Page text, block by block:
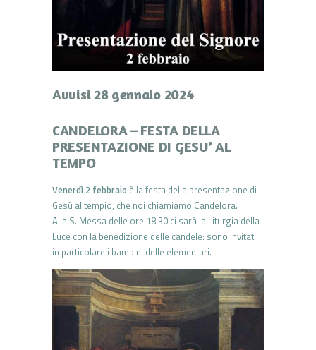
Avvisi 28 gennaio 2024
CANDELORA – FESTA DELLA
PRESENTAZIONE DI GESU’ AL
TEMPO
Venerdì 2 febbraio è la festa della presentazione di
Gesù al tempio, che noi chiamiamo Candelora.
Alla S. Messa delle ore 18.30 ci sarà la Liturgia della
Luce con la benedizione delle candele: sono invitati
in particolare i bambini delle elementari.